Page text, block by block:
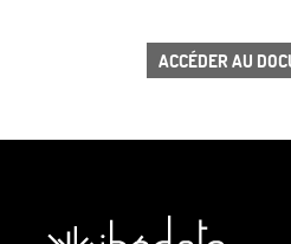
ACCÉDER AU